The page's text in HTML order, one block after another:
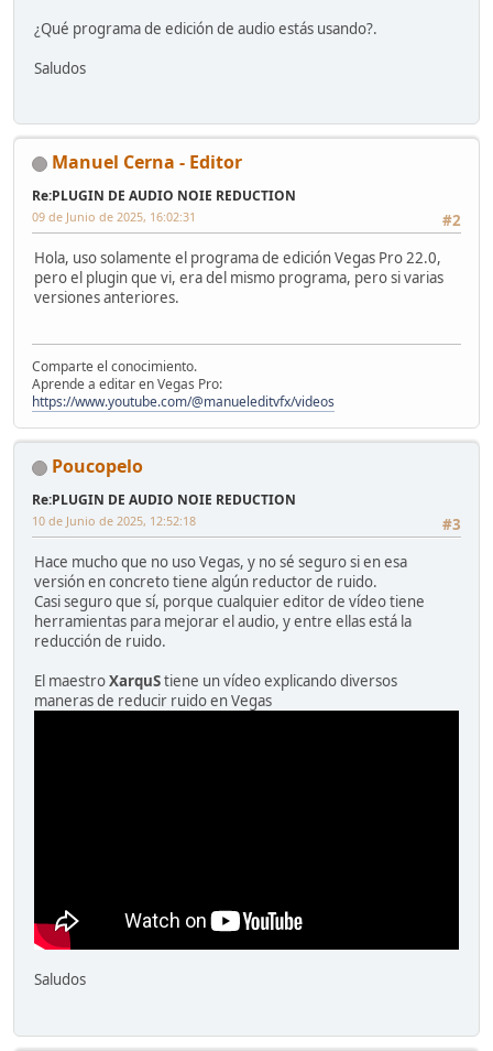
¿Qué programa de edición de audio estás usando?.
Saludos
Manuel Cerna - Editor
Re:PLUGIN DE AUDIO NOIE REDUCTION
#2
09 de Junio de 2025, 16:02:31
Hola, uso solamente el programa de edición Vegas Pro 22.0,
pero el plugin que vi, era del mismo programa, pero si varias
versiones anteriores.
Comparte el conocimiento.
Aprende a editar en Vegas Pro:
https://www.youtube.com/@manueleditvfx/videos
Poucopelo
Re:PLUGIN DE AUDIO NOIE REDUCTION
#3
10 de Junio de 2025, 12:52:18
Hace mucho que no uso Vegas, y no sé seguro si en esa
versión en concreto tiene algún reductor de ruido.
Casi seguro que sí, porque cualquier editor de vídeo tiene
herramientas para mejorar el audio, y entre ellas está la
reducción de ruido.
El maestroXarquStiene un vídeo explicando diversos
maneras de reducir ruido en Vegas
Saludos